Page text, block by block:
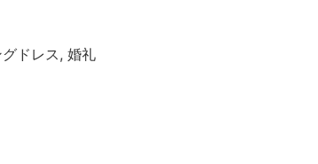
ドレス, 婚礼